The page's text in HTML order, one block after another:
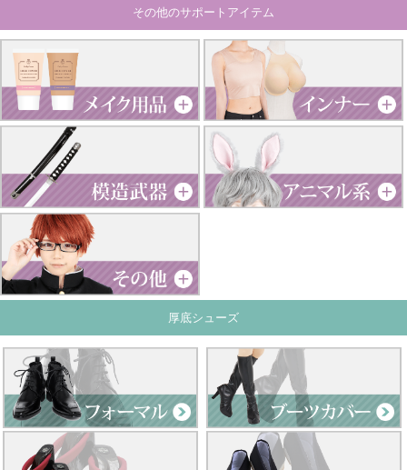
その他のサポートアイテム
厚底シューズ